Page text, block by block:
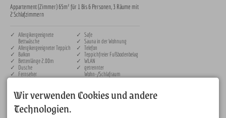
Appartement (Zimmer) 65m² für 1 Bis 6 Personen, 3 Räume mit
2 Schlafzimmern
✓ Allergikergeeignete
Bettwäsche
✓ Allergikergeeigneter Teppich
✓ Balkon
✓ Bettenlänge 2.00m
✓ Dusche
✓ Fernseher
✓ Nichtraucher
✓ Radio
✓ Safe
✓ Sauna in der Wohnung
✓ Telefon
✓ Teppichfreier Fußbodenbelag
✓ WLAN
✓ getrennter
Wohn-/Schlafraum
✓ spezielle Hautpflegeprodukte
✓ zusätzliches Schlafzimmer
Wir verwenden Cookies und andere
Technologien.